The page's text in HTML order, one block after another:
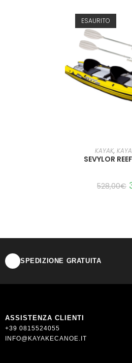
ESAURITO
LEGGI
KAYAK,
SEVYLOR
528,00€
SPEDIZIONE GRATUITA
ASSISTENZA CLIENTI
+39 0815524055
INFO@KAYAKECANOE.IT